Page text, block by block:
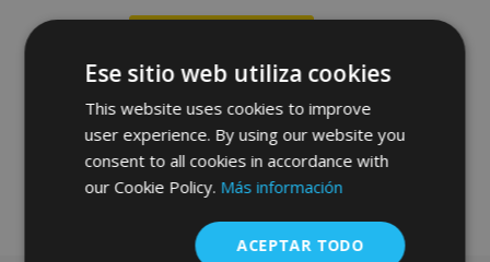
Añadir
a la
Lista
Deseos
Ese sitio web utiliza cookies
This website uses cookies to improve
user experience. By using our website you
consent to all cookies in accordance with
our Cookie Policy. Más información
ACEPTAR TODO